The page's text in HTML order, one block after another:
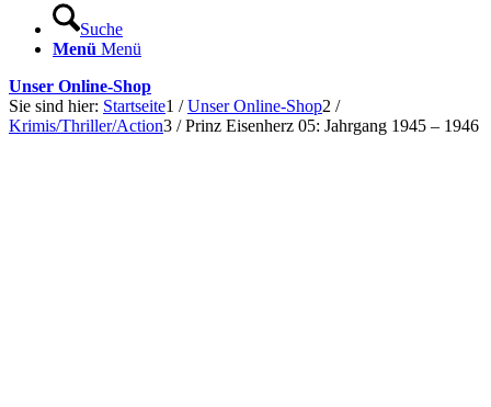
Suche
Menü Menü
Unser Online-Shop
Sie sind hier: Startseite1 / Unser Online-Shop2 /
Krimis/Thriller/Action3 / Prinz Eisenherz 05: Jahrgang 1945 – 1946